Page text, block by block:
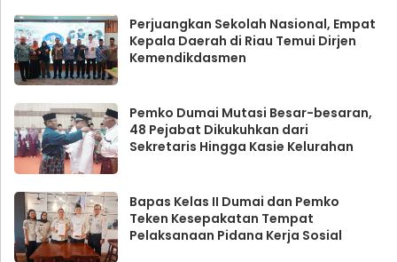
Perjuangkan Sekolah Nasional, Empat
Kepala Daerah di Riau Temui Dirjen
Kemendikdasmen
Pemko Dumai Mutasi Besar-besaran,
48 Pejabat Dikukuhkan dari
Sekretaris Hingga Kasie Kelurahan
Bapas Kelas II Dumai dan Pemko
Teken Kesepakatan Tempat
Pelaksanaan Pidana Kerja Sosial